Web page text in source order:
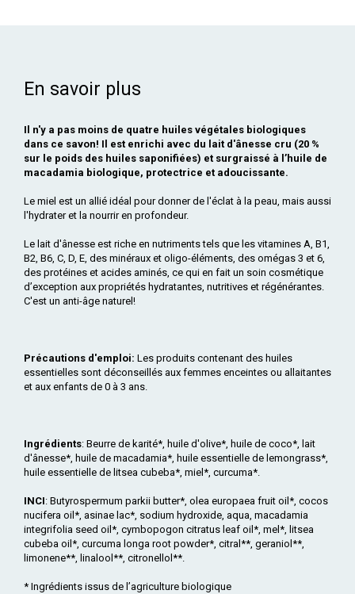
En savoir plus
Il n'y a pas moins de quatre huiles végétales biologiques
dans ce savon! Il est enrichi avec du lait d'ânesse cru (20 %
sur le poids des huiles saponifiées) et surgraissé à l’huile de
macadamia biologique, protectrice et adoucissante.
Le miel est un allié idéal pour donner de l'éclat à la peau, mais aussi
l'hydrater et la nourrir en profondeur.
Le lait d'ânesse est riche en nutriments tels que les vitamines A, B1,
B2, B6, C, D, E, des minéraux et oligo-éléments, des omégas 3 et 6,
des protéines et acides aminés, ce qui en fait un soin cosmétique
d’exception aux propriétés hydratantes, nutritives et régénérantes.
C'est un anti-âge naturel!
Précautions d'emploi: Les produits contenant des huiles
essentielles sont déconseillés aux femmes enceintes ou allaitantes
et aux enfants de 0 à 3 ans.
Ingrédients: Beurre de karité*, huile d'olive*, huile de coco*, lait
d'ânesse*, huile de macadamia*, huile essentielle de lemongrass*,
huile essentielle de litsea cubeba*, miel*, curcuma*.
INCI: Butyrospermum parkii butter*, olea europaea fruit oil*, cocos
nucifera oil*, asinae lac*, sodium hydroxide, aqua, macadamia
integrifolia seed oil*, cymbopogon citratus leaf oil*, mel*, litsea
cubeba oil*, curcuma longa root powder*, citral**, geraniol**,
limonene**, linalool**, citronellol**.
* Ingrédients issus de l’agriculture biologique